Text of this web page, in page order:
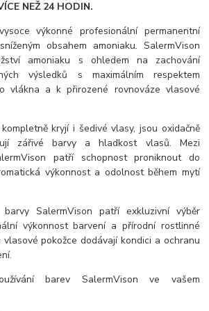
NEŽ 24 HODIN.
výkonné profesionální permanentní
obsahem amoniaku. SalermVison
amoniaku s ohledem na zachování
výsledků s maximálním respektem
vlákna a k přirozené rovnováze vlasové
kompletně kryjí i šedivé vlasy, jsou oxidačně
zářivé barvy a hladkost vlasů. Mezi
patří schopnost proniknout do
výkonnost a odolnost během mytí
SalermVison patří exkluzivní výběr
výkonnost barvení a přírodní rostlinné
pokožce dodávají kondici a ochranu
barev SalermVison ve vašem